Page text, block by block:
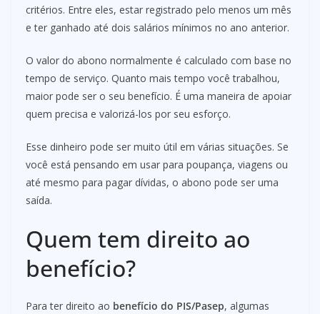
critérios. Entre eles, estar registrado pelo menos um mês
e ter ganhado até dois salários mínimos no ano anterior.
O valor do abono normalmente é calculado com base no
tempo de serviço. Quanto mais tempo você trabalhou,
maior pode ser o seu benefício. É uma maneira de apoiar
quem precisa e valorizá-los por seu esforço.
Esse dinheiro pode ser muito útil em várias situações. Se
você está pensando em usar para poupança, viagens ou
até mesmo para pagar dívidas, o abono pode ser uma
saída.
Quem tem direito ao
benefício?
Para ter direito ao benefício do PIS/Pasep, algumas